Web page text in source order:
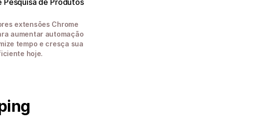
extensões Chrome
aumentar automação
tempo e cresça sua
hoje.